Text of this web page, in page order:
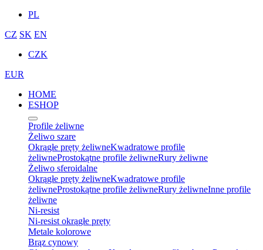
PL
CZ SK EN
CZK
EUR
HOME
ESHOP
Profile żeliwne
Żeliwo szare
Okrągłe pręty żeliwneKwadratowe profile
żeliwneProstokątne profile żeliwneRury żeliwne
Żeliwo sferoidalne
Okrągłe pręty żeliwneKwadratowe profile
żeliwneProstokątne profile żeliwneRury żeliwneInne profile
żeliwne
Ni-resist
Ni-resist okrągłe pręty
Metale kolorowe
Brąz cynowy